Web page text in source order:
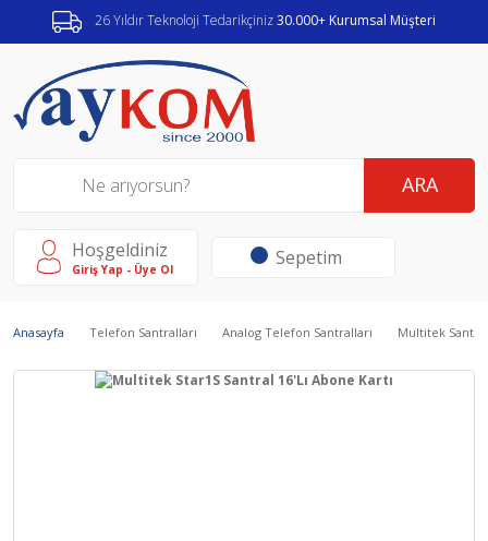
26 Yıldır Teknoloji Tedarikçiniz30.000+ Kurumsal Müşteri
ARA
Hoşgeldiniz
Giriş Yap - Üye Ol Sepetim
Anasayfa Telefon Santralları Analog Telefon Santralları Multitek